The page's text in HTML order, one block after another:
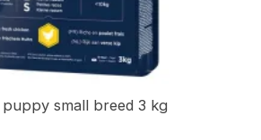
small breed 3 kg